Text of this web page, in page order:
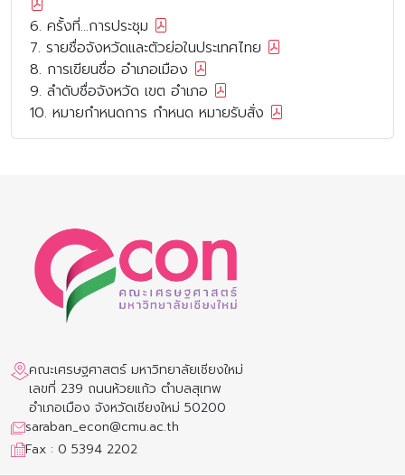
6. ครั้งที่...การประชุม
7. รายชื่อจังหวัดและตัวย่อในประเทศไทย
8. การเขียนชื่อ อำเภอเมือง
9. ลำดับชื่อจังหวัด เขต อำเภอ
10. หมายกำหนดการ กำหนด หมายรับสั่ง
คณะเศรษฐศาสตร์ มหาวิทยาลัยเชียงใหม่
เลขที่ 239 ถนนห้วยแก้ว ตำบลสุเทพ
อำเภอเมือง จังหวัดเชียงใหม่ 50200
saraban_econ@cmu.ac.th
Fax : 0 5394 2202